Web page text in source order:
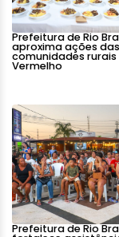
Prefeitura de Rio
aproxima ações das
comunidades rurais
Vermelho
Prefeitura de Rio